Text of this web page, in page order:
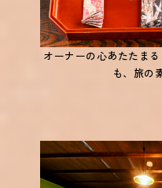
オーナーの心あたたま
も、旅の